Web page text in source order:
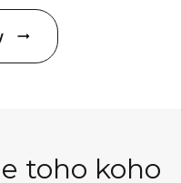
toho koho